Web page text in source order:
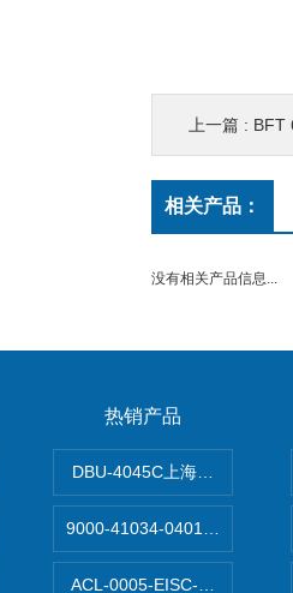
上一篇 : BFT
相关产品：
没有相关产品信息...
热销产品
DBU-4045C上海鹰峰制动单
9000-41034-0401000穆尔
ACL-0005-EISC-E2M8C上海